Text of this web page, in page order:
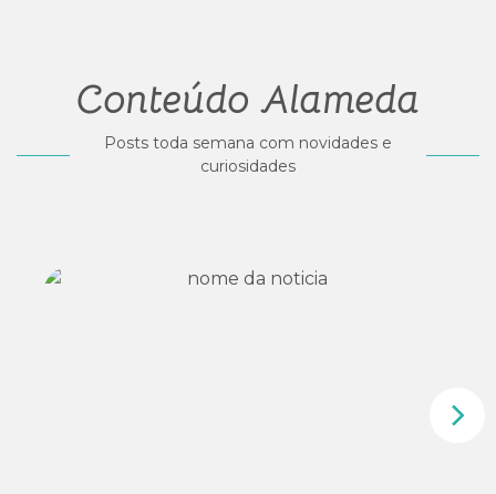
Conteúdo Alameda
Posts toda semana com novidades e
curiosidades